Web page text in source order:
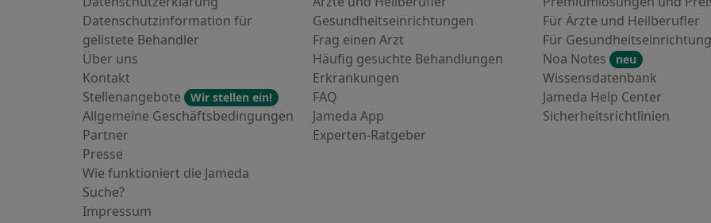
Datenschutzinformation für
gelistete Behandler
Über uns
Kontakt
Stellenangebote
Wir stellen ein!
Allgemeine Geschäftsbedingungen
Partner
Presse
Wie funktioniert die Jameda
Suche?
Impressum
Gesundheitseinrichtungen
Frag einen Arzt
Häufig gesuchte Behandlungen
Erkrankungen
FAQ
Jameda App
Experten-Ratgeber
Für Ärzte und Heilberufler
Für
Noa Notes
neu
Wissensdatenbank
Jameda Help Center
Sicherheitsrichtlinien